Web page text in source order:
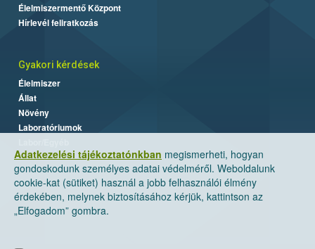
Adatkezelési tájékoztatónkban megismerheti, hogyan
gondoskodunk személyes adatai védelméről. Weboldalunk
cookie-kat (sütiket) használ a jobb felhasználói élmény
érdekében, melynek biztosításához kérjük, kattintson az
„Elfogadom” gombra.
Élelmiszermentő Központ
Hírlevél feliratkozás
Gyakori kérdések
Élelmiszer
Állat
Növény
Laboratóriumok